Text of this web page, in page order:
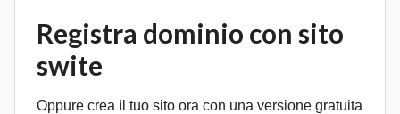
Registra dominio con sito
swite
Oppure crea il tuo sito ora con una versione gratuita